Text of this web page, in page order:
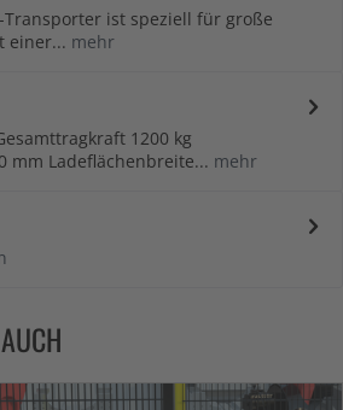
ist speziell für große
einer... mehr
1200 kg
mm Ladeflächenbreite... mehr